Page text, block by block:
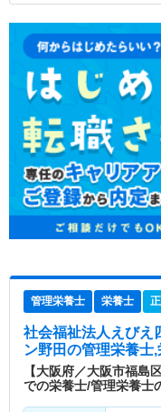
管理栄養士 栄養士
社会福祉法人えびえ
ン野田の管理栄養士
【大阪府／大阪市福
での栄養士/管理栄養士